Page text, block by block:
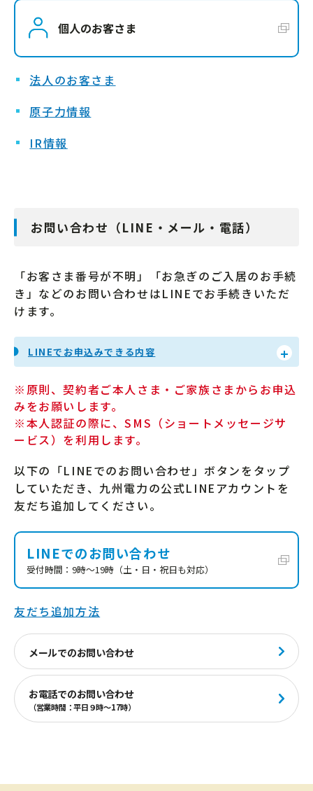
個人のお客さま
法人のお客さま
原子力情報
IR情報
お問い合わせ（LINE・メール・電話）
「お客さま番号が不明」「お急ぎのご入居のお手続
き」などのお問い合わせはLINEでお手続きいただ
けます。
LINEでお申込みできる内容
※原則、契約者ご本人さま・ご家族さまからお申込
みをお願いします。
※本人認証の際に、SMS（ショートメッセージサ
ービス）を利用します。
以下の「LINEでのお問い合わせ」ボタンをタップ
していただき、九州電力の公式LINEアカウントを
友だち追加してください。
LINEでのお問い合わせ
受付時間：9時～19時（土・日・祝日も対応）
友だち追加方法
メールでのお問い合わせ
お電話でのお問い合わせ
（営業時間：平日９時～17時）